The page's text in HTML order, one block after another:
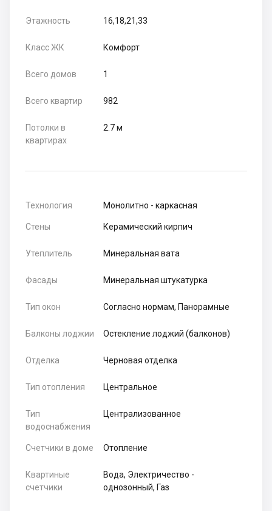
Этажность 16,18,21,33
Класс ЖК Комфорт
Всего домов 1
Всего квартир 982
Потолки в
квартирах
2.7 м
Технология Монолитно - каркасная
Стены Керамический кирпич
Утеплитель Минеральная вата
Фасады Минеральная штукатурка
Тип окон Согласно нормам, Панорамные
Балконы лоджии Остекление лоджий (балконов)
Отделка Черновая отделка
Тип отопления Центральное
Тип
водоснабжения
Централизованное
Счетчики в доме Отопление
Квартиные
счетчики
Вода, Электричество -
однозонный, Газ